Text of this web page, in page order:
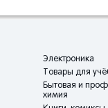
Электроника
Товары для
Бытовая и
химия